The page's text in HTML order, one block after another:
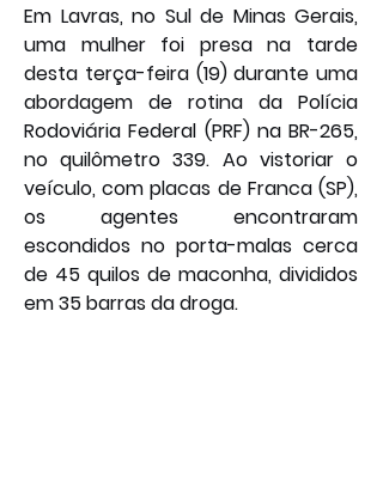
Em Lavras, no Sul de Minas Gerais,
uma mulher foi presa na tarde
desta terça-feira (19) durante uma
abordagem de rotina da Polícia
Rodoviária Federal (PRF) na BR-265,
no quilômetro 339. Ao vistoriar o
veículo, com placas de Franca (SP),
os agentes encontraram
escondidos no porta-malas cerca
de 45 quilos de maconha, divididos
em 35 barras da droga.